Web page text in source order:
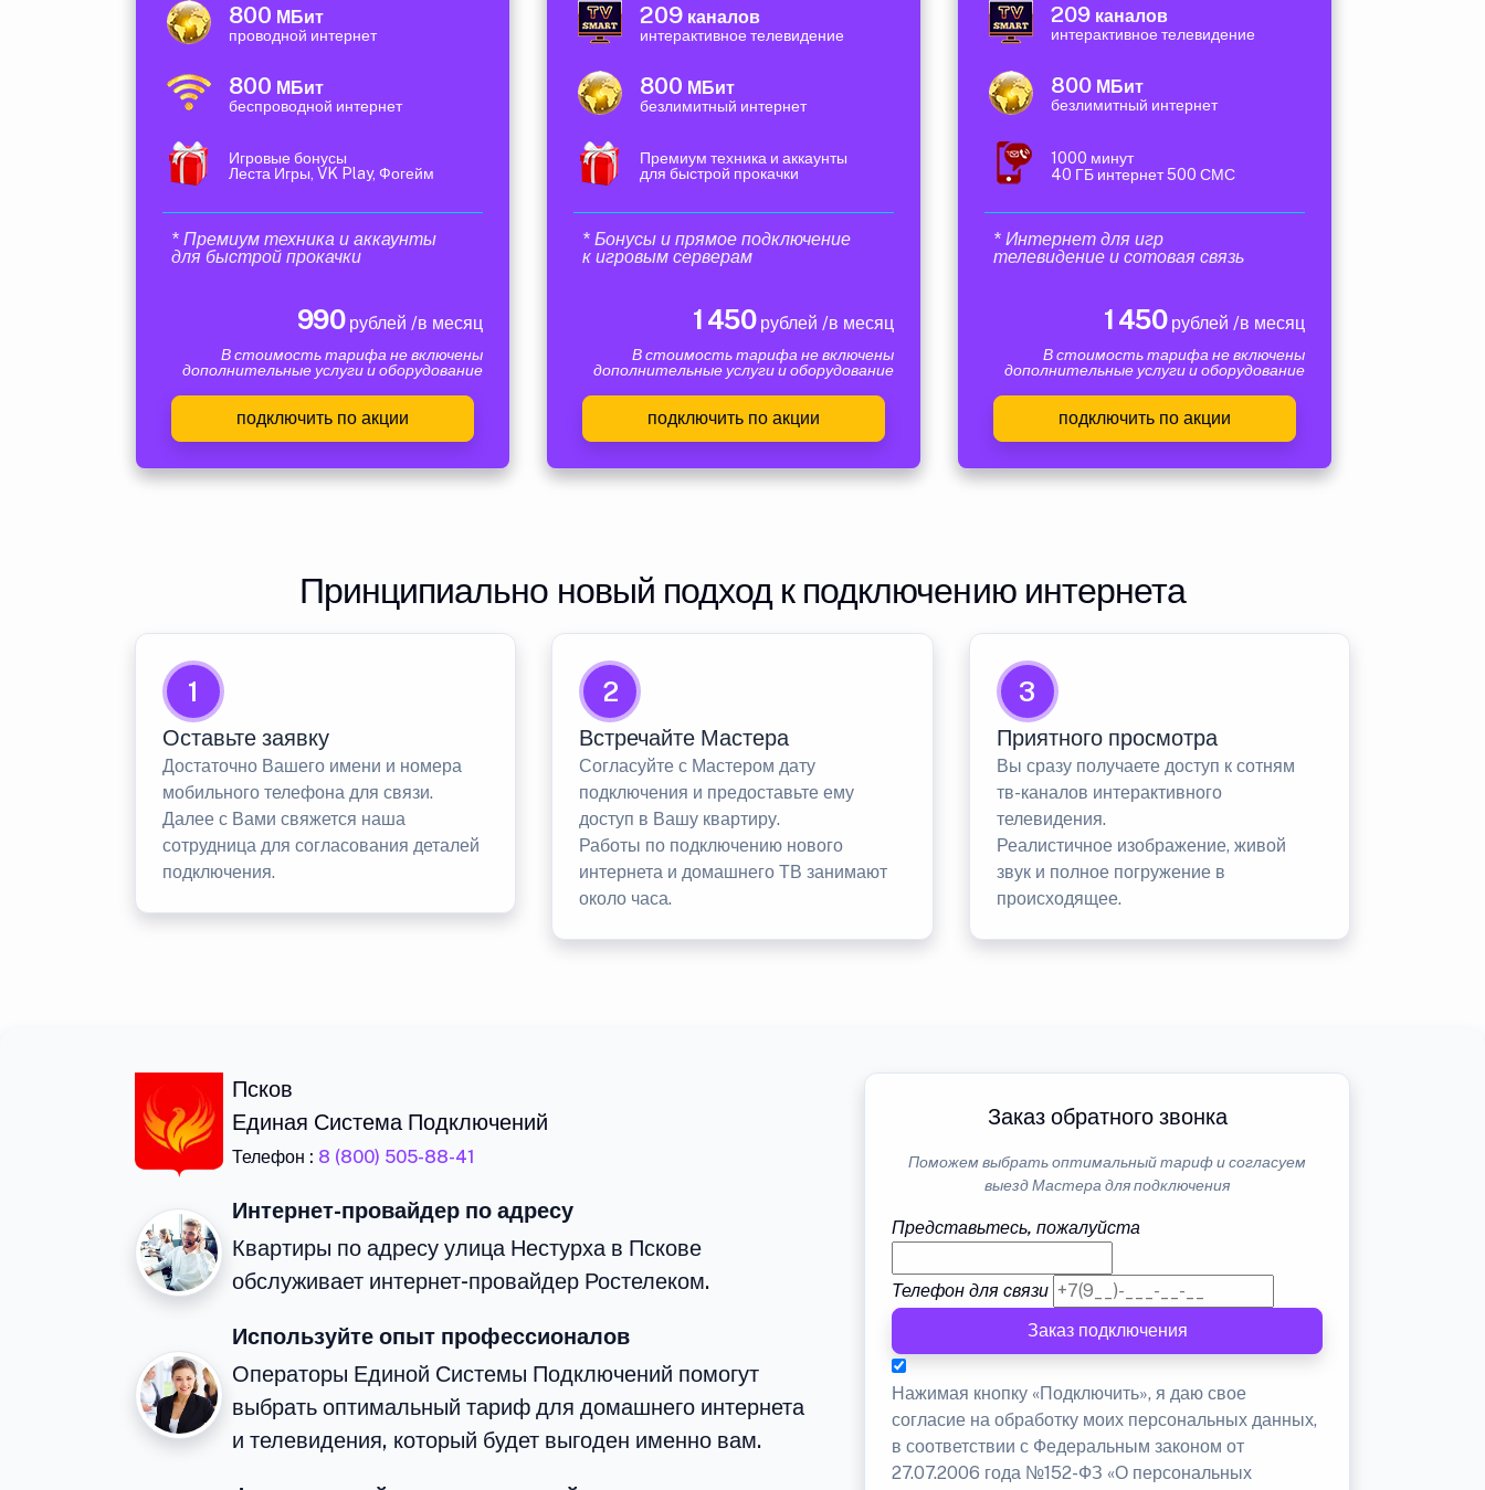
800 МБит
проводной интернет
800 МБит
беспроводной интернет
Игровые бонусы
Леста Игры, VK Play, Фогейм
* Премиум техника и аккаунты
для быстрой прокачки
990рублей /в месяц
В стоимость тарифа не включены
дополнительные услуги и оборудование
подключить по акции
209 каналов
интерактивное телевидение
800 МБит
безлимитный интернет
Премиум техника и аккаунты
для быстрой прокачки
* Бонусы и прямое подключение
к игровым серверам
1 450рублей /в месяц
В стоимость тарифа не включены
дополнительные услуги и оборудование
подключить по акции
209 каналов
интерактивное телевидение
800 МБит
безлимитный интернет
1000 минут
40 ГБ интернет 500 СМС
* Интернет для игр
телевидение и сотовая связь
1 450рублей /в месяц
В стоимость тарифа не включены
дополнительные услуги и оборудование
подключить по акции
Принципиально новый подход к подключению интернета
1
Оставьте заявку
Достаточно Вашего имени и номера
мобильного телефона для связи.
Далее с Вами свяжется наша
сотрудница для согласования деталей
подключения.
2
Встречайте Мастера
Согласуйте с Мастером дату
подключения и предоставьте ему
доступ в Вашу квартиру.
Работы по подключению нового
интернета и домашнего ТВ занимают
около часа.
3
Приятного просмотра
Вы сразу получаете доступ к сотням
тв-каналов интерактивного
телевидения.
Реалистичное изображение, живой
звук и полное погружение в
происходящее.
Псков
Единая Система Подключений
Телефон : 8 (800) 505-88-41
Интернет-провайдер по адресу
Квартиры по адресу улица Нестурха в Пскове
обслуживает интернет-провайдер Ростелеком.
Используйте опыт профессионалов
Операторы Единой Системы Подключений помогут
выбрать оптимальный тариф для домашнего интернета
и телевидения, который будет выгоден именно вам.
Заказ обратного звонка
Поможем выбрать оптимальный тариф и согласуем
выезд Мастера для подключения
Представьтесь, пожалуйста
Телефон для связи
Заказ подключения
Нажимая кнопку «Подключить», я даю свое
согласие на обработку моих персональных данных,
в соответствии с Федеральным законом от
27.07.2006 года №152-ФЗ «О персональных